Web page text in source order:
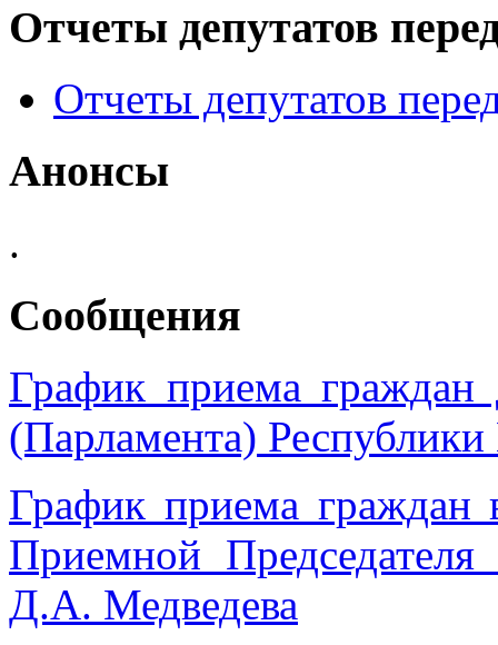
Отчеты депутатов
Отчеты депутатов
Анонсы
.
Сообщения
График приема граждан
(Парламента)
График приема граждан
Приемной
Д.А. Медведева